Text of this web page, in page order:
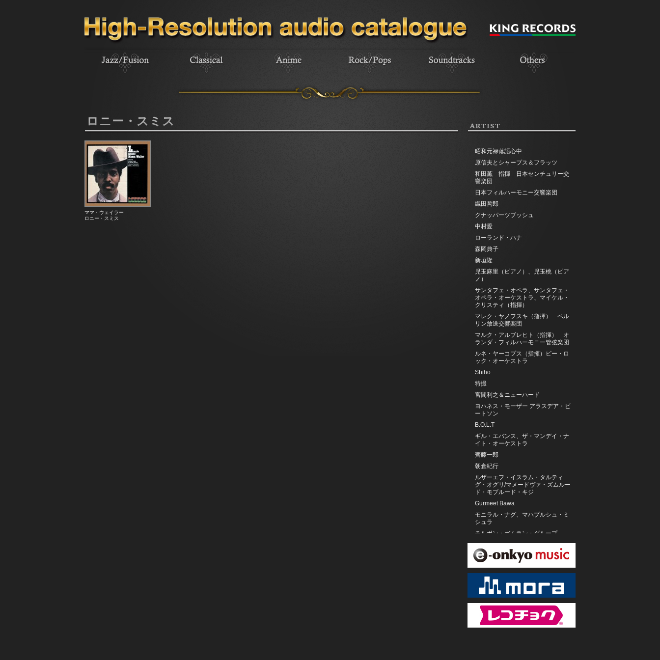
ロニー・スミス
ママ・ウェイラー
ロニー・スミス
ARTIST
昭和元禄落語心中
原信夫とシャープス＆フラッツ
和田薫 指揮 日本センチュリー交
響楽団
日本フィルハーモニー交響楽団
織田哲郎
クナッパーツブッシュ
中村愛
ローランド・ハナ
森岡典子
新垣隆
児玉麻里（ピアノ）、児玉桃（ピア
ノ）
サンタフェ・オペラ、サンタフェ・
オペラ・オーケストラ、マイケル・
クリスティ（指揮）
マレク・ヤノフスキ（指揮） ベル
リン放送交響楽団
マルク・アルブレヒト（指揮） オ
ランダ・フィルハーモニー管弦楽団
ルネ・ヤーコプス（指揮）ビー・ロ
ック・オーケストラ
Shiho
特撮
宮間利之＆ニューハード
ヨハネス・モーザー アラスデア・ビ
ートソン
B.O.L.T
ギル・エバンス、ザ・マンデイ・ナ
イト・オーケストラ
齊藤一郎
朝倉紀行
ルザーエフ・イスラム・タルティ
グ・オグリ/マメードヴァ・ズムルー
ド・モブルード・キジ
Gurmeet Bawa
モニラル・ナグ、マハプルシュ・ミ
シュラ
チルボン・ガムラン・グループ
サラセアン・カラウィタン・スロカ
ルト
Sound Horizon
チ・ボラグ(馬頭琴)
ウィーンの森少年合唱団
山崎一門
實川風
板野友美